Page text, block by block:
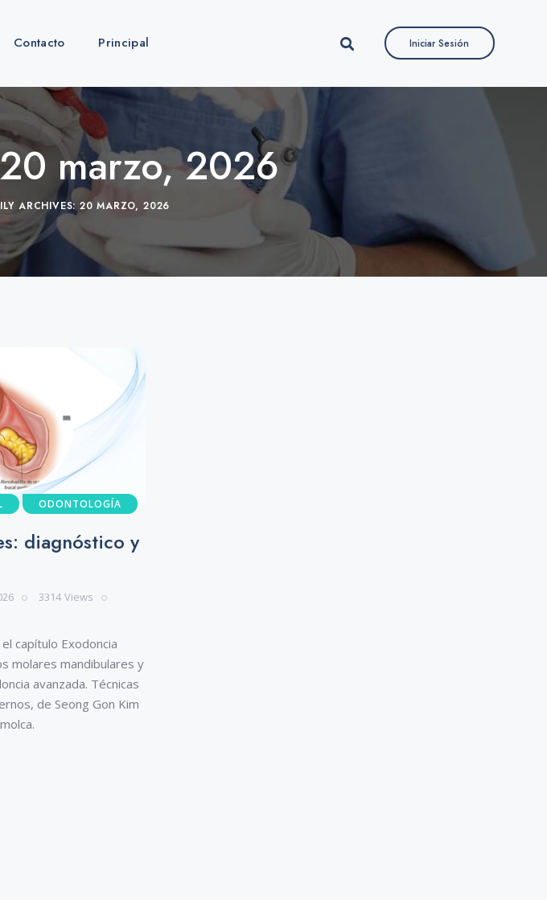
Contacto Principal Iniciar Sesión
marzo, 2026
ARCHIVES: 20 MARZO, 2026
ODONTOLOGÍA
diagnóstico y
3314 Views
capítulo Exodoncia
molares mandibulares y
avanzada. Técnicas
de Seong Gon Kim